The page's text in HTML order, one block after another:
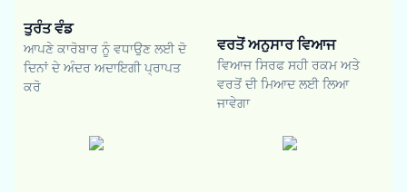
ਤੁਰੰਤ ਵੰਡ
ਆਪਣੇ ਕਾਰੋਬਾਰ ਨੂੰ ਵਧਾਉਣ ਲਈ ਦੋ
ਦਿਨਾਂ ਦੇ ਅੰਦਰ ਅਦਾਇਗੀ ਪ੍ਰਾਪਤ
ਕਰੋ
ਵਰਤੋਂ ਅਨੁਸਾਰ ਵਿਆਜ
ਵਿਆਜ ਸਿਰਫ ਸਹੀ ਰਕਮ ਅਤੇ
ਵਰਤੋਂ ਦੀ ਮਿਆਦ ਲਈ ਲਿਆ
ਜਾਵੇਗਾ